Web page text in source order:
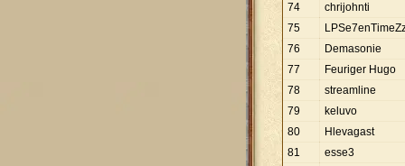
74
chrijohnti
75
76
Demasonie
77
Feuriger Hugo
78
streamline
79
keluvo
80
Hlevagast
81
esse3